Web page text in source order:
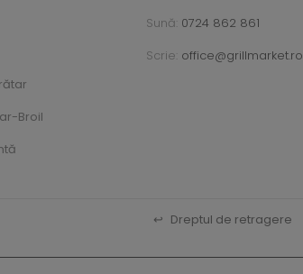
Broil
Sună: 0724 862 861
Scrie: office@grillmarket.ro
↩ Dreptul de retragere